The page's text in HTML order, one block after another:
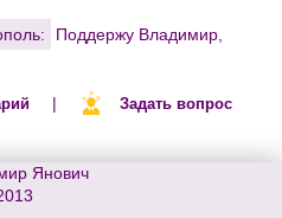
Поддержу Владимир,
|
Задать вопрос
Янович